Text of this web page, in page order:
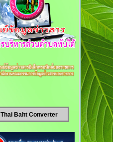
Thai Baht Converter